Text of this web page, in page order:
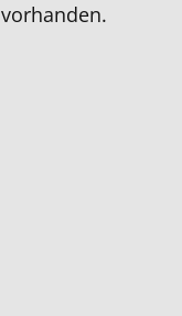
vorhanden.